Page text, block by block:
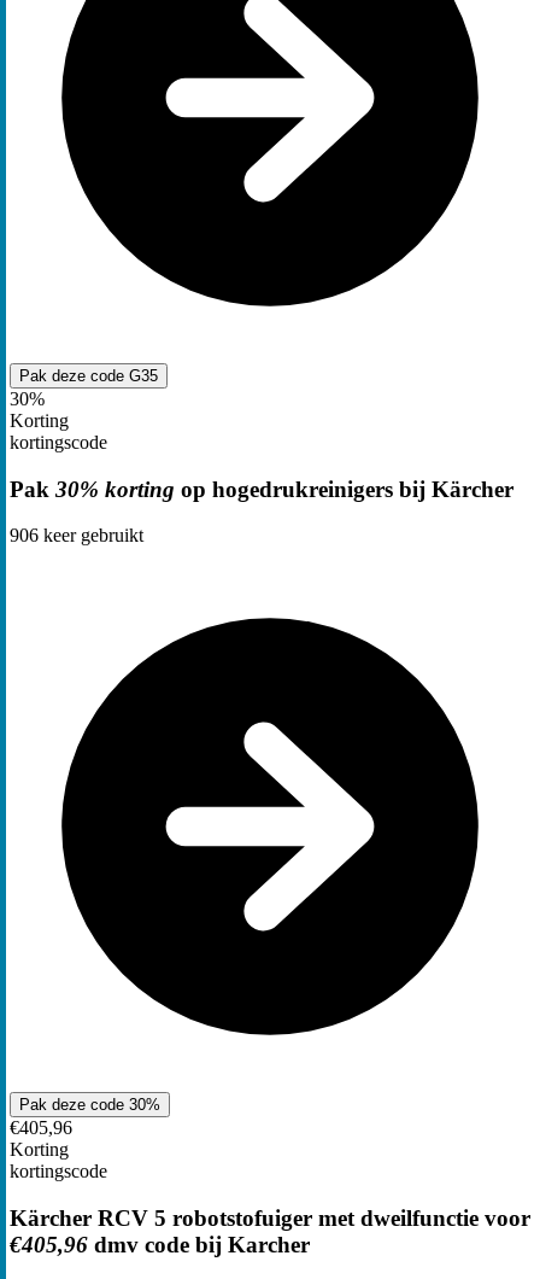
Pak deze code G35
30%
Korting
kortingscode
Pak 30% korting op hogedrukreinigers bij Kärcher
906 keer gebruikt
Pak deze code 30%
€405,96
Korting
kortingscode
Kärcher RCV 5 robotstofuiger met dweilfunctie voor
€405,96 dmv code bij Karcher